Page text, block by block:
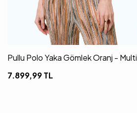
Pullu Polo Yaka Gömlek Oranj - Multi
7.899,99TL